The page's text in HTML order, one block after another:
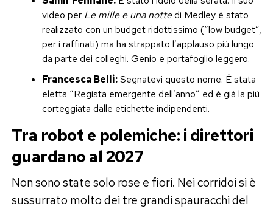
video per Le mille e una nottedi Medley è stato
realizzato con un budget ridottissimo (“low budget”,
per i raffinati) ma ha strappato l’applauso più lungo
da parte dei colleghi. Genio e portafoglio leggero.
Francesca Belli:Segnatevi questo nome. È stata
eletta “Regista emergente dell’anno” ed è già la più
corteggiata dalle etichette indipendenti.
Tra robot e polemiche: i direttori
guardano al 2027
Non sono state solo rose e fiori. Nei corridoi si è
sussurrato molto dei tre grandi spauracchi del